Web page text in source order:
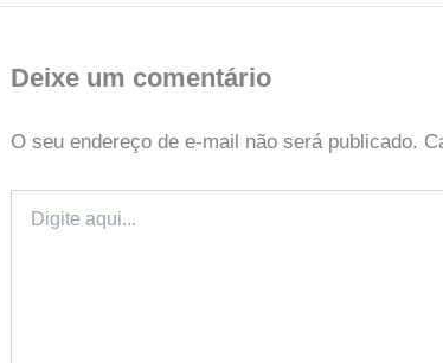
Deixe um comentário
O seu endereço de e-mail não será publicado.
aqui...